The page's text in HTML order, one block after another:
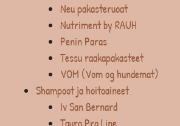
Neu pakasteruoat
Nutriment by RAUH
Penin Paras
Tessu raakapakasteet
VOM (Vom og hundemat)
Shampoot ja hoitoaineet
Iv San Bernard